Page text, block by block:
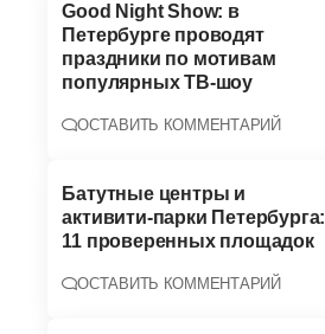
Good Night Show: в
Петербурге проводят
праздники по мотивам
популярных ТВ-шоу
ОСТАВИТЬ КОММЕНТАРИЙ
Батутные центры и
активити-парки Петербурга:
11 проверенных площадок
ОСТАВИТЬ КОММЕНТАРИЙ